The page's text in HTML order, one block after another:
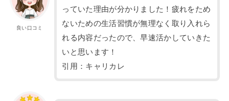
良い口コミ
っていた理由が分かりました！疲れをため
ないための生活習慣が無理なく取り入れら
れる内容だったので、早速活かしていきた
いと思います！
引用：キャリカレ